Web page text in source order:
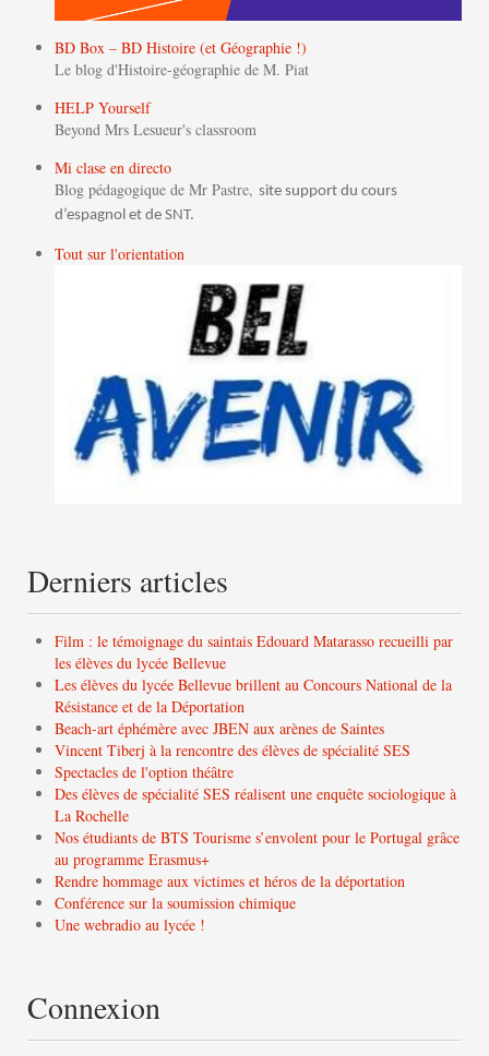
BD Box – BD Histoire (et Géographie !)
Le blog d'Histoire-géographie de M. Piat
HELP Yourself
Beyond Mrs Lesueur's classroom
Mi clase en directo
Blog pédagogique de Mr Pastre, site support du cours
d’espagnol et de SNT.
Tout sur l'orientation
Derniers articles
Film : le témoignage du saintais Edouard Matarasso recueilli par
les élèves du lycée Bellevue
Les élèves du lycée Bellevue brillent au Concours National de la
Résistance et de la Déportation
Beach-art éphémère avec JBEN aux arènes de Saintes
Vincent Tiberj à la rencontre des élèves de spécialité SES
Spectacles de l'option théâtre
Des élèves de spécialité SES réalisent une enquête sociologique à
La Rochelle
Nos étudiants de BTS Tourisme s’envolent pour le Portugal grâce
au programme Erasmus+
Rendre hommage aux victimes et héros de la déportation
Conférence sur la soumission chimique
Une webradio au lycée !
Connexion